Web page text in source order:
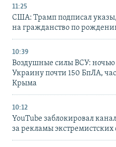
11:25
США: Трамп подписал
на гражданство по
10:39
Воздушные силы ВСУ: ночью
Украину почти 150 БпЛА,
Крыма
10:12
YouTube заблокировал
за рекламы экстремистских